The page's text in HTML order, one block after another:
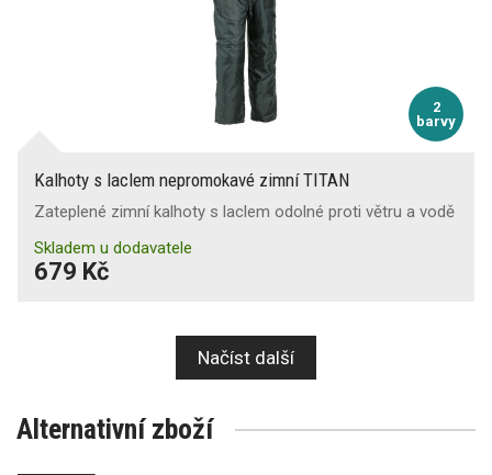
2
barvy
Kalhoty s laclem nepromokavé zimní TITAN
Zateplené zimní kalhoty s laclem odolné proti větru a vodě
Skladem u dodavatele
679 Kč
Načíst další
Alternativní zboží